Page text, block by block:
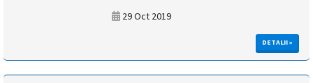
alatt
29 Oct 2019
DETALII »